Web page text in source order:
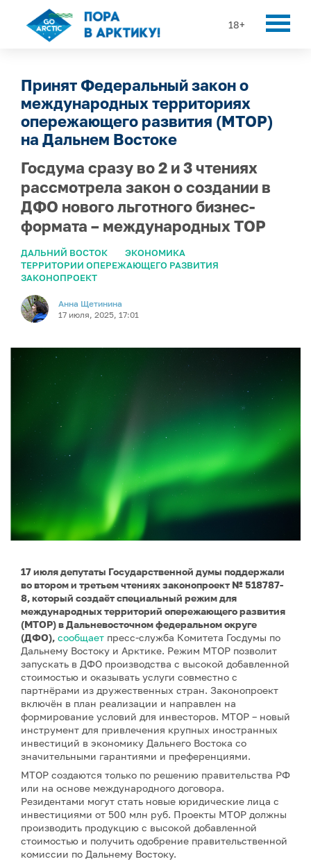
18+
Принят Федеральный закон о
международных территориях
опережающего развития (МТОР)
на Дальнем Востоке
Госдума сразу во 2 и 3 чтениях
рассмотрела закон о создании в
ДФО нового льготного бизнес-
формата – международных ТОР
ДАЛЬНИЙ ВОСТОК
ЭКОНОМИКА
ТЕРРИТОРИИ ОПЕРЕЖАЮЩЕГО РАЗВИТИЯ
ЗАКОНОПРОЕКТ
Анна Щетинина
17 июля, 2025, 17:01
17 июля депутаты Государственной думы поддержали
во втором и третьем чтениях законопроект № 518787-
8, который создаёт специальный режим для
международных территорий опережающего развития
(МТОР) в Дальневосточном федеральном округе
(ДФО), сообщает пресс-служба Комитета Госдумы по
Дальнему Востоку и Арктике. Режим МТОР позволит
запускать в ДФО производства с высокой добавленной
стоимостью и оказывать услуги совместно с
партнёрами из дружественных стран. Законопроект
включён в план реализации и направлен на
формирование условий для инвесторов. МТОР – новый
инструмент для привлечения крупных иностранных
инвестиций в экономику Дальнего Востока со
значительными гарантиями и преференциями.
МТОР создаются только по решению правительства РФ
или на основе международного договора.
Резидентами могут стать новые юридические лица с
инвестициями от 500 млн руб. Проекты МТОР должны
производить продукцию с высокой добавленной
стоимостью и получить одобрение правительственной
комиссии по Дальнему Востоку.